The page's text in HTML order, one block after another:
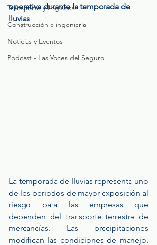
Transporte y Logística
Construcción e ingeniería
Noticias y Eventos
Podcast - Las Voces del Seguro
operativa durante la temporada de
lluvias
La temporada de lluvias representa uno
de los periodos de mayor exposición al
riesgo para las empresas que
dependen del transporte terrestre de
mercancías. Las precipitaciones
modifican las condiciones de manejo,